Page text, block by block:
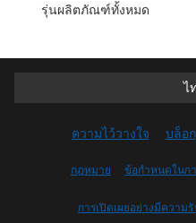
รุ่นผลิตภัณฑ์ทั้งหมด
ไ
ความไว้วางใจ บล็อก
กฎหมาย ข้อกำหนดในก
การเปิดเผยอย่างมีความ